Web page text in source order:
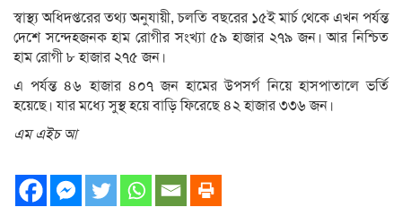
স্বাস্থ্য অধিদপ্তরের তথ্য অনুযায়ী, চলতি বছরের ১৫ই মার্চ থেকে এখন পর্যন্ত
দেশে সন্দেহজনক হাম রোগীর সংখ্যা ৫৯ হাজার ২৭৯ জন। আর নিশ্চিত
হাম রোগী ৮ হাজার ২৭৫ জন।
এ পর্যন্ত ৪৬ হাজার ৪০৭ জন হামের উপসর্গ নিয়ে হাসপাতালে ভর্তি
হয়েছে। যার মধ্যে সুস্থ হয়ে বাড়ি ফিরেছে ৪২ হাজার ৩৩৬ জন।
এম এইচ আ